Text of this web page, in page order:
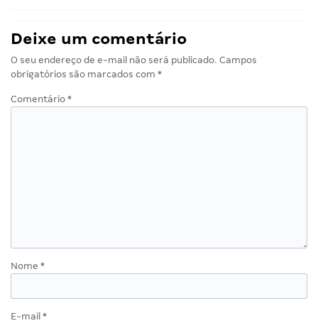
Deixe um comentário
O seu endereço de e-mail não será publicado. Campos
obrigatórios são marcados com *
Comentário *
Nome *
E-mail *